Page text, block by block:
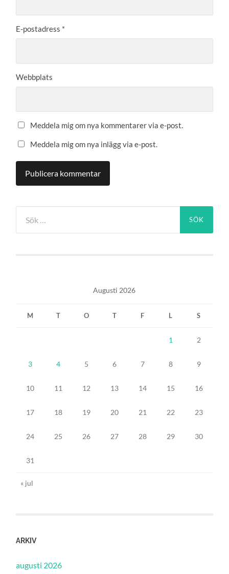
E-postadress *
Webbplats
Meddela mig om nya kommentarer via e-post.
Meddela mig om nya inlägg via e-post.
efter:
Augusti 2026
M T O T F L S
1 2
3 4 5 6 7 8 9
10 11 12 13 14 15 16
17 18 19 20 21 22 23
24 25 26 27 28 29 30
31
« jul
ARKIV
augusti 2026